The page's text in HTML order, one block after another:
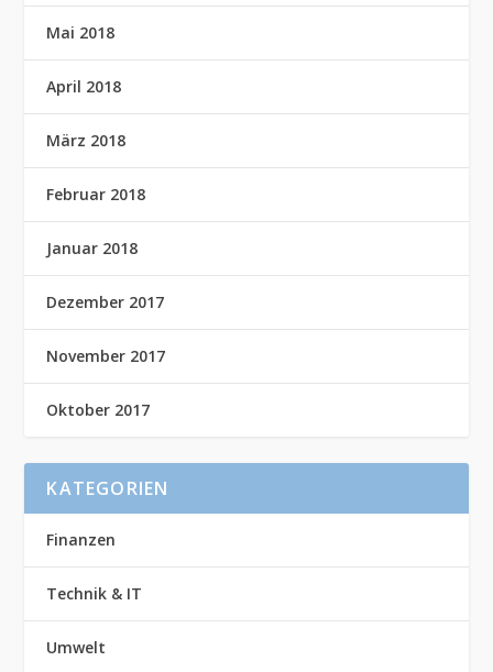
Mai 2018
April 2018
März 2018
Februar 2018
Januar 2018
Dezember 2017
November 2017
Oktober 2017
KATEGORIEN
Finanzen
Technik & IT
Umwelt